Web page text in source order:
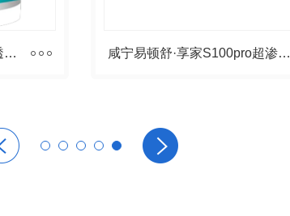
咸宁易顿舒·享家S100高渗透气型防水浆料 咸宁易顿舒·享家S100pro超渗透气型防水浆料